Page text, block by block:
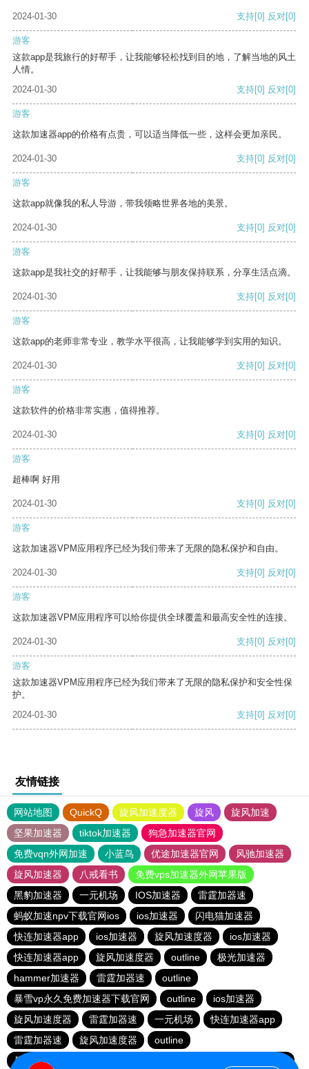
2024-01-30 支持[0] 反对[0]
游客
这款app是我旅行的好帮手，让我能够轻松找到目的地，了解当地的风土
人情。
2024-01-30
支持[0] 反对[0]
游客
这款加速器app的价格有点贵，可以适当降低一些，这样会更加亲民。
2024-01-30 支持[0] 反对[0]
游客
这款app就像我的私人导游，带我领略世界各地的美景。
2024-01-30 支持[0] 反对[0]
游客
这款app是我社交的好帮手，让我能够与朋友保持联系，分享生活点滴。
2024-01-30 支持[0] 反对[0]
游客
这款app的老师非常专业，教学水平很高，让我能够学到实用的知识。
2024-01-30 支持[0] 反对[0]
游客
这款软件的价格非常实惠，值得推荐。
2024-01-30 支持[0] 反对[0]
游客
超棒啊 好用
2024-01-30 支持[0] 反对[0]
游客
这款加速器VPM应用程序已经为我们带来了无限的隐私保护和自由。
2024-01-30 支持[0] 反对[0]
游客
这款加速器VPM应用程序可以给你提供全球覆盖和最高安全性的连接。
2024-01-30 支持[0] 反对[0]
游客
这款加速器VPM应用程序已经为我们带来了无限的隐私保护和安全性保
护。
2024-01-30
支持[0] 反对[0]
友情链接
网站地图 QuickQ 旋风加速度器 旋风
旋风加速
坚果加速器
tiktok加速器
狗急加速器官网
免费vqn外网加速
小蓝鸟 优途加速器官网
风驰加速器
旋风加速器
八戒看书
免费vps加速器外网苹果版
黑豹加速器
一元机场 IOS加速器
雷霆加器速
蚂蚁加速npv下载官网ios
ios加速器
闪电猫加速器
快连加速器app
ios加速器 旋风加速度器
ios加速器
快连加速器app
旋风加速度器 outline
极光加速器
hammer加速器
雷霆加器速
outline
暴雪vp永久免费加速器下载官网
outline
ios加速器
旋风加速度器
雷霆加器速 一元机场
快连加速器app
雷霆加器速
旋风加速度器
outline
暴雪vp永久免费加速器下载官网